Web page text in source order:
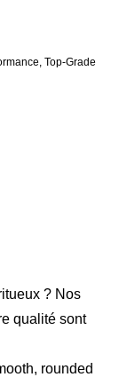
Top-Grade
? Nos
qualité sont
rounded